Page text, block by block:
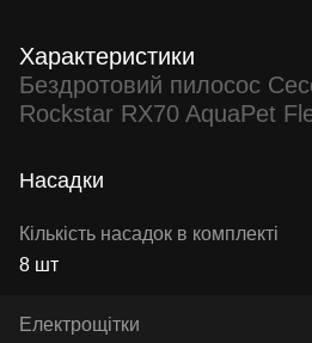
Характеристики
Бездротовий пилосос
Rockstar RX70 AquaPet
Насадки
Кількість насадок в комплекті
8 шт
Електрощітки